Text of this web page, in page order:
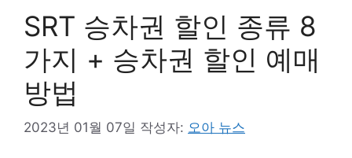
SRT 승차권 할인 종류 8
가지 + 승차권 할인 예매
방법
2023년 01월 07일 작성자: 오아 뉴스